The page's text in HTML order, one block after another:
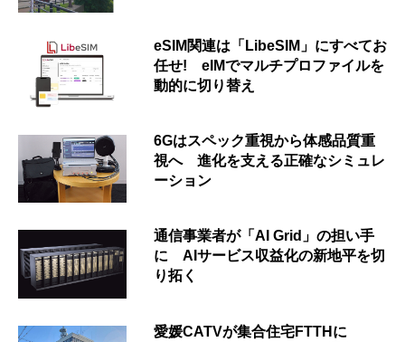
eSIM関連は「LibeSIM」にすべてお
任せ! eIMでマルチプロファイルを
動的に切り替え
6Gはスペック重視から体感品質重
視へ 進化を支える正確なシミュレ
ーション
通信事業者が「AI Grid」の担い手
に AIサービス収益化の新地平を切
り拓く
愛媛CATVが集合住宅FTTHに